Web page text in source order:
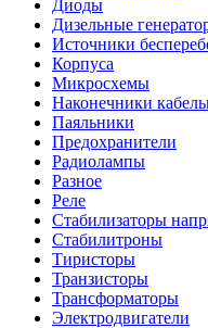
Диоды
Дизельные
Источники
Корпуса
Микросхемы
Наконечники
Паяльники
Предохранители
Радиолампы
Разное
Реле
Стабилизаторы
Стабилитроны
Тиристоры
Транзисторы
Трансформаторы
Электродвигатели